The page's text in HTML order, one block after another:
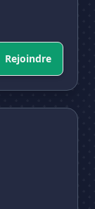
Rejoindre